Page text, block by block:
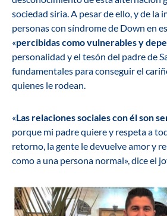
sociedad siria. A pesar de ello, y de la
personas con síndrome de Down en
«percibidas como vulnerables y
personalidad y el tesón del padre de
fundamentales para conseguir el
quienes le rodean.
«Las relaciones sociales con él son
porque mi padre quiere y respeta a
retorno, la gente le devuelve amor y
como a una persona normal», dice el